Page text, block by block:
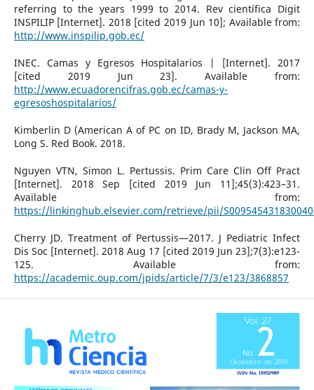
referring to the years 1999 to 2014. Rev científica Digit
INSPILIP [Internet]. 2018 [cited 2019 Jun 10]; Available from:
http://www.inspilip.gob.ec/
INEC. Camas y Egresos Hospitalarios | [Internet]. 2017
[cited 2019 Jun 23]. Available from:
http://www.ecuadorencifras.gob.ec/camas-y-
egresoshospitalarios/
Kimberlin D (American A of PC on ID, Brady M, Jackson MA,
Long S. Red Book. 2018.
Nguyen VTN, Simon L. Pertussis. Prim Care Clin Off Pract
[Internet]. 2018 Sep [cited 2019 Jun 11];45(3):423–31.
Available from:
https://linkinghub.elsevier.com/retrieve/pii/
Cherry JD. Treatment of Pertussis—2017. J Pediatric Infect
Dis Soc [Internet]. 2018 Aug 17 [cited 2019 Jun 23];7(3):e123-
125. Available from:
https://academic.oup.com/jpids/article/7/3/e123/3868857